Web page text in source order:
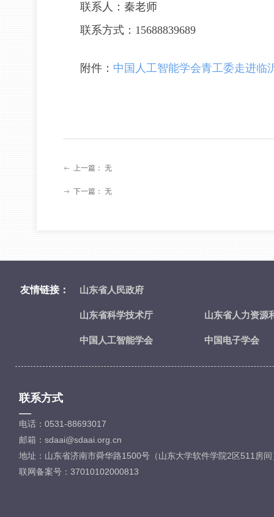
联系人：秦老师
联系方式：15688839689
附件： 中国人工智能学会青工委走进临
ꂃ 上一篇： 无
ꁹ 下一篇： 无
联系方式
—
电话：0531-88693017
邮箱：sdaai@sdaai.org.cn
地址：山东省济南市舜华路1500号（山东大学软件学院2区511房间
联网备案号：37010102000813
友情链接： 山东省人民政府
山东省科学技术厅 山东省人力资源
中国人工智能学会 中国电子学会